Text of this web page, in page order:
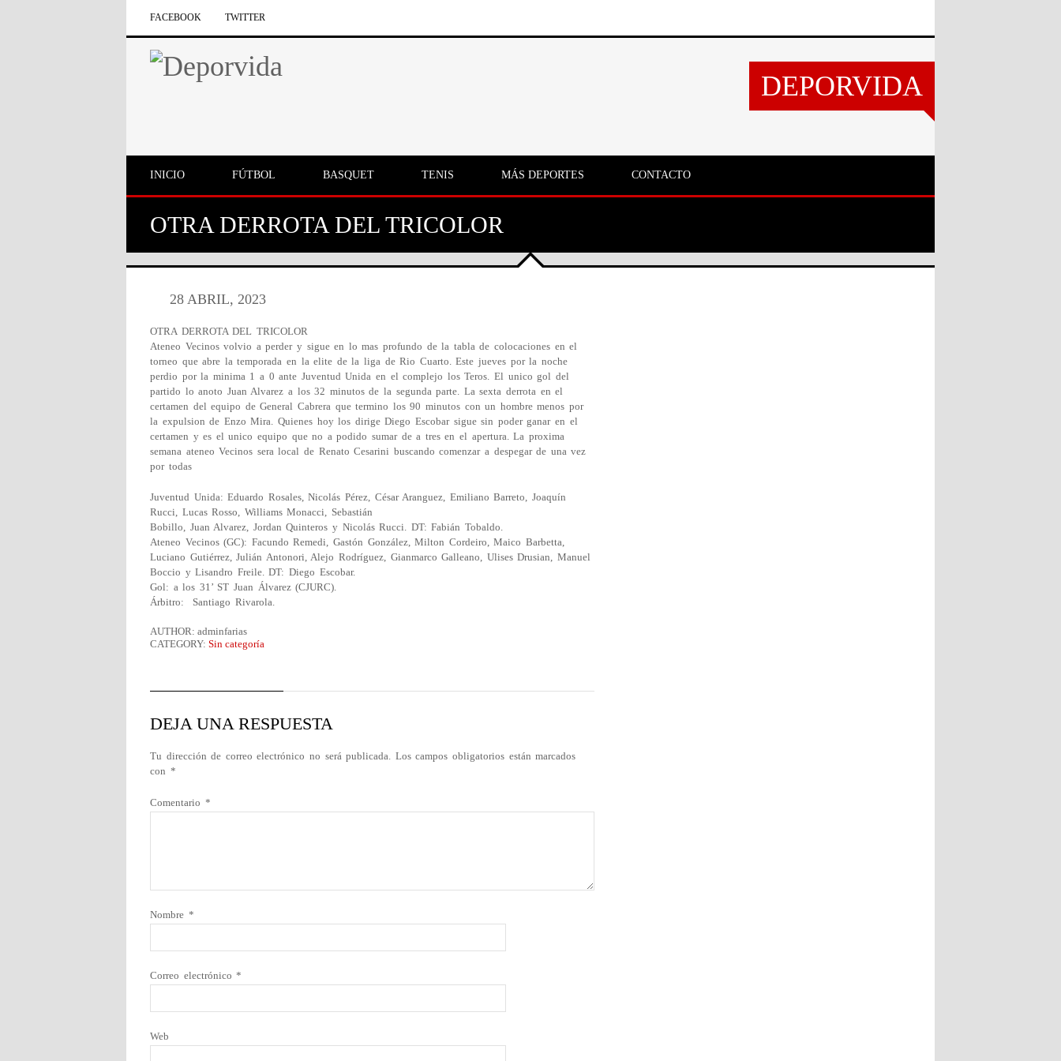
FACEBOOK TWITTER
DEPORVIDA
INICIO FÚTBOL BASQUET TENIS MÁS DEPORTES CONTACTO
OTRA DERROTA DEL TRICOLOR
28 ABRIL, 2023
OTRA DERROTA DEL TRICOLOR
Ateneo Vecinos volvio a perder y sigue en lo mas profundo de la tabla de colocaciones en el
torneo que abre la temporada en la elite de la liga de Rio Cuarto. Este jueves por la noche
perdio por la minima 1 a 0 ante Juventud Unida en el complejo los Teros. El unico gol del
partido lo anoto Juan Alvarez a los 32 minutos de la segunda parte. La sexta derrota en el
certamen del equipo de General Cabrera que termino los 90 minutos con un hombre menos por
la expulsion de Enzo Mira. Quienes hoy los dirige Diego Escobar sigue sin poder ganar en el
certamen y es el unico equipo que no a podido sumar de a tres en el apertura. La proxima
semana ateneo Vecinos sera local de Renato Cesarini buscando comenzar a despegar de una vez
por todas
Juventud Unida: Eduardo Rosales, Nicolás Pérez, César Aranguez, Emiliano Barreto, Joaquín
Rucci, Lucas Rosso, Williams Monacci, Sebastián
Bobillo, Juan Alvarez, Jordan Quinteros y Nicolás Rucci. DT: Fabián Tobaldo.
Ateneo Vecinos (GC): Facundo Remedi, Gastón González, Milton Cordeiro, Maico Barbetta,
Luciano Gutiérrez, Julián Antonori, Alejo Rodríguez, Gianmarco Galleano, Ulises Drusian, Manuel
Boccio y Lisandro Freile. DT: Diego Escobar.
Gol: a los 31’ ST Juan Álvarez (CJURC).
Árbitro: Santiago Rivarola.
AUTHOR: adminfarias
CATEGORY: Sin categoría
DEJA UNA RESPUESTA
Tu dirección de correo electrónico no será publicada. Los campos obligatorios están marcados
con *
Comentario *
Nombre *
Correo electrónico*
Web